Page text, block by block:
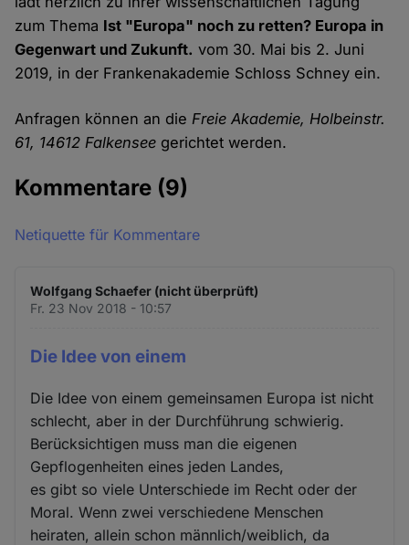
zum Thema Ist "Europa" noch zu retten? Europa in
Gegenwart und Zukunft. vom 30. Mai bis 2. Juni
2019, in der Frankenakademie Schloss Schney ein.
Anfragen können an dieFreie Akademie, Holbeinstr.
61, 14612 Falkensee gerichtet werden.
Kommentare (9)
Netiquette für Kommentare
Wolfgang Schaefer (nicht überprüft)
Fr. 23 Nov 2018 - 10:57
Die Idee von einem
Die Idee von einem gemeinsamen Europa ist nicht
schlecht, aber in der Durchführung schwierig.
Berücksichtigen muss man die eigenen
Gepflogenheiten eines jeden Landes,
es gibt so viele Unterschiede im Recht oder der
Moral. Wenn zwei verschiedene Menschen
heiraten, allein schon männlich/weiblich, da